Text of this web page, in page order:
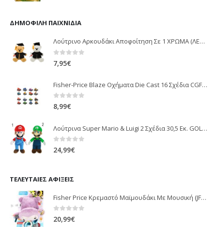
ΔΗΜΟΦΙΛΉ ΠΑΙΧΝΊΔΙΑ
Λούτρινο Αρκουδάκι Αποφοίτηση Σε 1 ΧΡΩΜΑ (ΛΕΥΚΟ)25Εκ 1850
7,95€
Fisher-Price Blaze Οχήματα Die Cast 16 Σχέδια CGF20
0 out of 5
8,99€
Λούτρινα Super Mario & Luigi 2 Σχέδια 30,5 Εκ. GOL13769
0 out of 5
24,99€
ΤΕΛΕΥΤΑΊΕΣ ΑΦΊΞΕΙΣ
Fisher Price Κρεμαστό Μαϊμουδάκι Με Μουσική (JFF02)
0 out of 5
20,99€